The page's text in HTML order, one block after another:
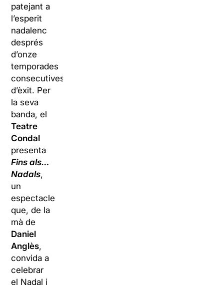
patejant a
l’esperit
nadalenc
després
d’onze
temporades
consecutives
d’èxit. Per
la seva
banda, el
Teatre
Condal
presenta
Fins als…
Nadals,
un
espectacle
que, de la
mà de
Daniel
Anglès,
convida a
celebrar
el Nadal i